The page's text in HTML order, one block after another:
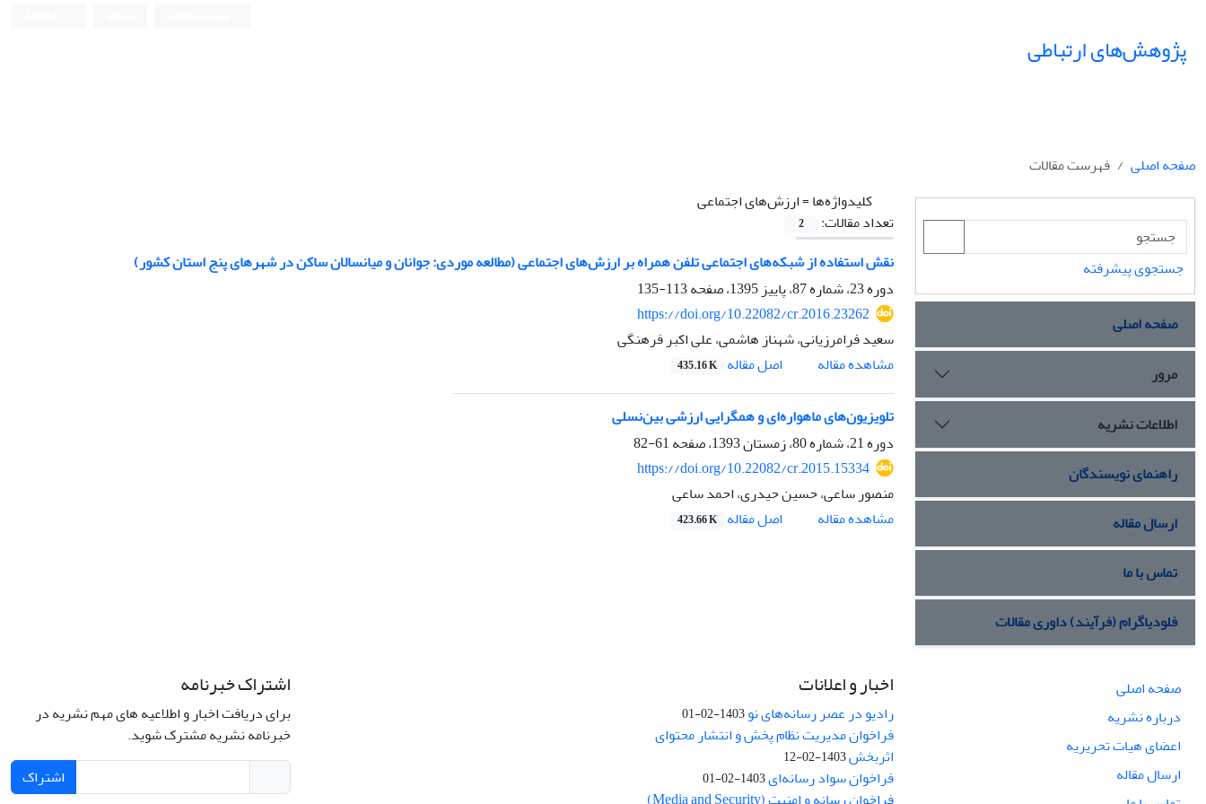
پژوهش‌های ارتباطی
صفحه اصلی
فهرست مقالات
کلیدواژه‌ها =ارزش‌های اجتماعی
تعداد مقالات:
2
نقش استفاده از شبکه‌های اجتماعی تلفن همراه بر ارزش‌های اجتماعی (مطالعه موردی: جوانان و میانسالان ساکن در شهرهای پنج استان کشور)
دوره 23، شماره 87، پاییز 1395، صفحه
113-135
https://doi.org/10.22082/cr.2016.23262
سعید فرامرزیانی، شهناز هاشمی، علی اکبر فرهنگی
مشاهده مقاله
اصل مقاله 435.16 K
تلویزیون‌های ماهواره‌ای و همگرایی ارزشی بین‌نسلی
دوره 21، شماره 80، زمستان 1393، صفحه
61-82
https://doi.org/10.22082/cr.2015.15334
منصور ساعی، حسین حیدری، احمد ساعی
مشاهده مقاله
اصل مقاله 423.66 K
جستجوی پیشرفته
صفحه اصلی
مرور
اطلاعات نشریه
راهنمای نویسندگان
ارسال مقاله
تماس با ما
فلودیاگرام (فرآیند) داوری مقالات
صفحه اصلی
درباره نشریه
اعضای هیات تحریریه
ارسال مقاله
اخبار و اعلانات
رادیو در عصر رسانه‌های نو1403-02-01
فراخوان مدیریت نظام پخش و انتشار محتوای
اثربخش1403-02-12
فراخوان سواد رسانه‌ای1403-02-01
اشتراک خبرنامه
برای دریافت اخبار و اطلاعیه های مهم نشریه در
خبرنامه نشریه مشترک شوید.
اشتراک